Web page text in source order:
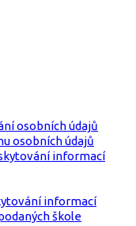
osobních údajů
osobních údajů
informací
informací
škole